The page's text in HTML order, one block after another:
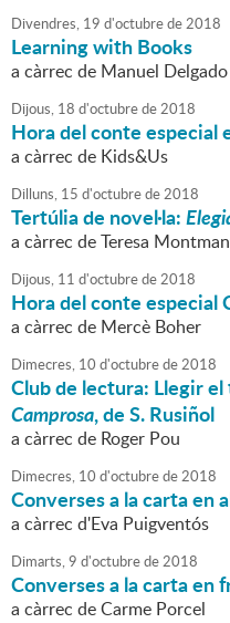
Divendres, 19 d'octubrede2018
Learning with Books
a càrrec de Manuel Delgado
Dijous, 18 d'octubrede2018
Hora del conte especial
a càrrec de Kids&Us
Dilluns, 15 d'octubrede2018
Tertúlia de novel·la:
a càrrec de Teresa
Dijous, 11 d'octubrede2018
Hora del conte especial
a càrrec de Mercè Boher
Dimecres, 10 d'octubrede2018
Club de lectura: Llegir
Camprosa, de S. Rusiñol
a càrrec de Roger Pou
Dimecres, 10 d'octubrede2018
Converses a la carta en
a càrrec d'Eva Puigventós
Dimarts,9 d'octubrede2018
Converses a la carta en
a càrrec de Carme Porcel